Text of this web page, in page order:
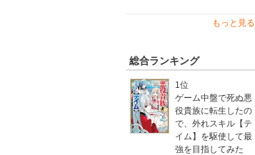
もっと見る
総合ランキング
1位
ゲーム中盤で死ぬ悪
役貴族に転生したの
で、外れスキル【テ
イム】を駆使して最
強を目指してみた